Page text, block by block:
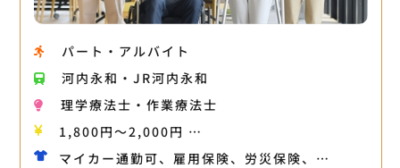
パート・アルバイト
河内永和・JR河内永和
理学療法士・作業療法士
1,800円〜2,000円 …
マイカー通勤可、雇用保険、労災保険、…